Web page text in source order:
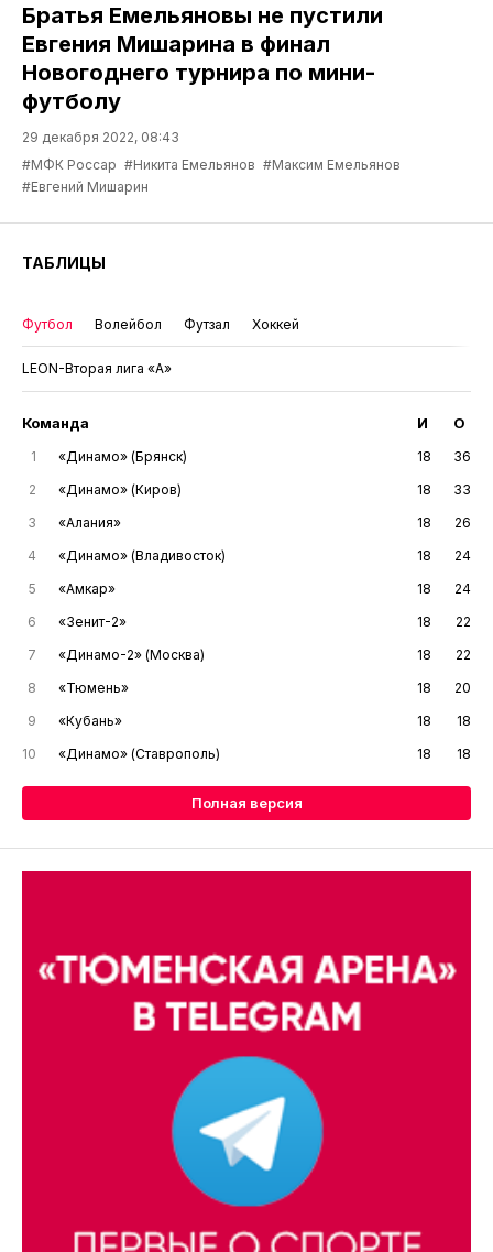
Братья Емельяновы не пустили
Евгения Мишарина в финал
Новогоднего турнира по мини-
футболу
29 декабря 2022, 08:43
#МФК Россар #Никита Емельянов #Максим Емельянов
#Евгений Мишарин
ТАБЛИЦЫ
Футбол Волейбол Футзал Хоккей
LEON-Вторая лига «А»
Команда И О
1 «Динамо» (Брянск) 18
36
2
«Динамо» (Киров) 18
33
3
«Алания» 18
26
4
«Динамо» (Владивосток) 18
24
5
«Амкар» 18
24
6
«Зенит-2» 18
22
7
«Динамо-2» (Москва) 18
22
8
«Тюмень» 18
20
9
«Кубань» 18
18
10
«Динамо» (Ставрополь) 18 18
Полная версия